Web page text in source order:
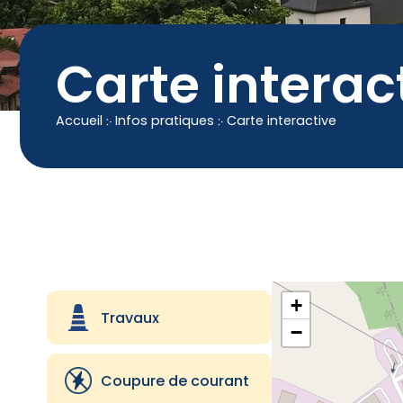
Carte
Accueil ჻ Infos pratiques ჻ Carte interactive
catégories
Travaux
Travaux
Coupure de courant
+
−